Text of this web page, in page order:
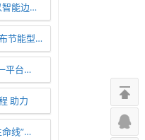
智能边…
节能型…
平台…
助力
命线”…